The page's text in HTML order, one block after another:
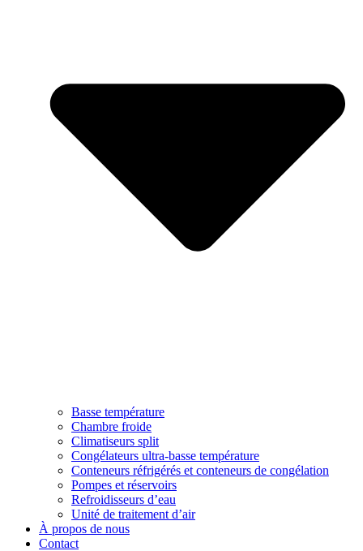
Basse température
Chambre froide
Climatiseurs split
Congélateurs ultra-basse température
Conteneurs réfrigérés et conteneurs de congélation
Pompes et réservoirs
Refroidisseurs d’eau
Unité de traitement d’air
À propos de nous
Contact